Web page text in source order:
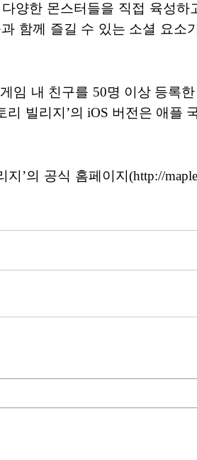
양한 몬스터들을 직접 육성
함께 즐길 수 있는 소셜 요소
임 내 친구를 50명 이상 등록
빌리지’의 iOS 버전은 애플
’의 공식 홈페이지(http://